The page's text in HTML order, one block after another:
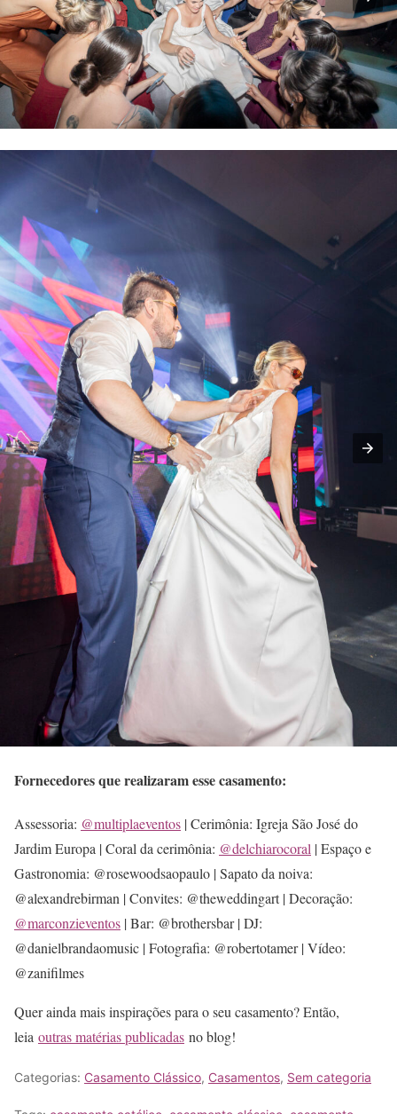
Fornecedores que realizaram esse casamento:
Assessoria: @multiplaeventos | Cerimônia: Igreja São José do
Jardim Europa | Coral da cerimônia: @delchiarocoral | Espaço e
Gastronomia: @rosewoodsaopaulo | Sapato da noiva:
@alexandrebirman | Convites: @theweddingart | Decoração:
@marconzieventos | Bar: @brothersbar | DJ:
@danielbrandaomusic | Fotografia: @robertotamer | Vídeo:
@zanifilmes
Quer ainda mais inspirações para o seu casamento? Então,
leia outras matérias publicadas no blog!
Categorias: Casamento Clássico, Casamentos, Sem categoria